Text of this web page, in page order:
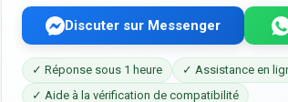
Discuter sur Messenger
✓ Réponse sous 1 heure
✓ Assistance en
✓ Aide à la vérification de compatibilité